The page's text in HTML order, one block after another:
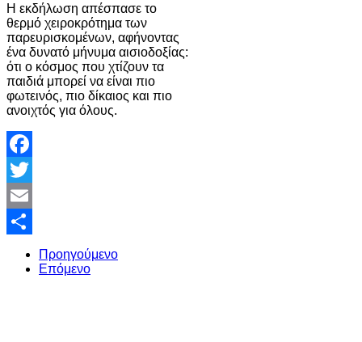
Η εκδήλωση απέσπασε το
θερμό χειροκρότημα των
παρευρισκομένων, αφήνοντας
ένα δυνατό μήνυμα αισιοδοξίας:
ότι ο κόσμος που χτίζουν τα
παιδιά μπορεί να είναι πιο
φωτεινός, πιο δίκαιος και πιο
ανοιχτός για όλους.
Facebook
Twitter
Email
Share
Προηγούμενο
Επόμενο